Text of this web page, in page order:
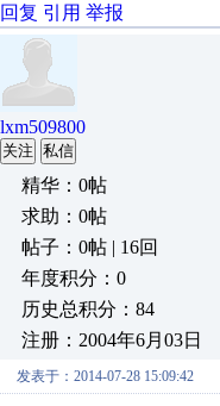
回复 引用 举报
lxm509800
关注 私信
精华：0帖
求助：0帖
帖子：0帖 | 16回
年度积分：0
历史总积分：84
注册：2004年6月03日
发表于：2014-07-28 15:09:42